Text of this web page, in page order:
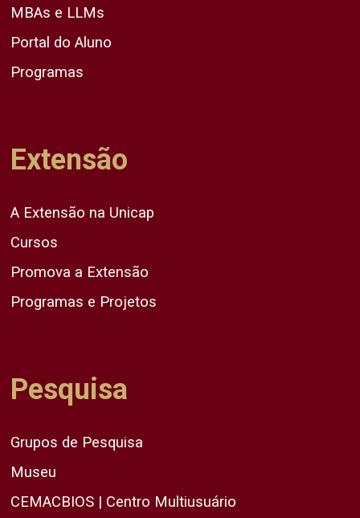
MBAs e LLMs
Portal do Aluno
Programas
Extensão
A Extensão na Unicap
Cursos
Promova a Extensão
Programas e Projetos
Pesquisa
Grupos de Pesquisa
Museu
CEMACBIOS | Centro Multiusuário